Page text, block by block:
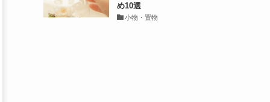
め10選
小物・置物